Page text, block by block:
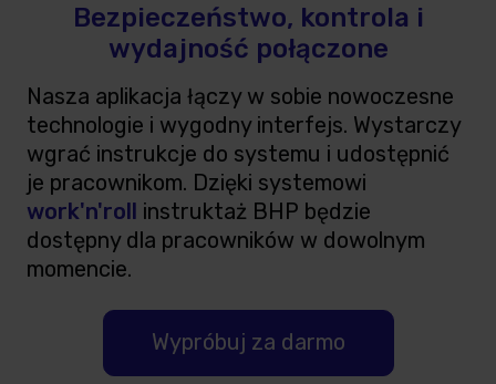
Bezpieczeństwo, kontrola i
wydajność połączone
Nasza aplikacja łączy w sobie nowoczesne
technologie i wygodny interfejs. Wystarczy
wgrać instrukcje do systemu i udostępnić
je pracownikom. Dzięki systemowi
work'n'roll instruktaż BHP będzie
dostępny dla pracowników w dowolnym
momencie.
Wypróbuj za darmo